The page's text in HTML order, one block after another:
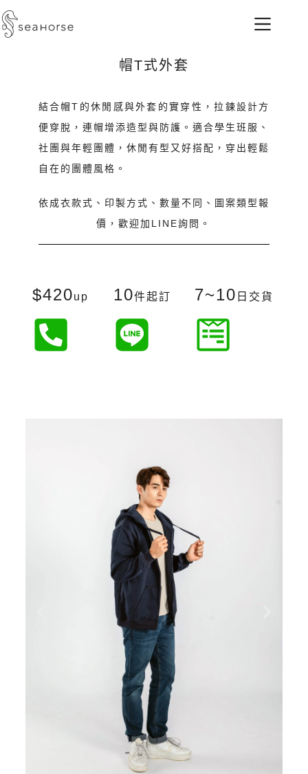
帽T式外套
結合帽T的休閒感與外套的實穿性，拉鍊設計方
便穿脫，連帽增添造型與防護。適合學生班服、
社團與年輕團體，休閒有型又好搭配，穿出輕鬆
自在的團體風格。
依成衣款式、印製方式、數量不同、圖案類型報
價，歡迎加LINE詢問。
$420up 10件起訂 7~10 日交貨